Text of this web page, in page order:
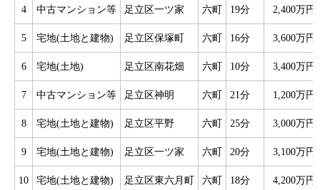
4 中古マンション等 足立区一ツ家 六町 19分 2,400万円
5 宅地(土地と建物) 足立区保塚町 六町 16分 3,600万円
6 宅地(土地) 足立区南花畑 六町 10分 3,400万円
7 中古マンション等 足立区神明 六町 21分 1,200万円
8 宅地(土地と建物) 足立区平野 六町 25分 3,000万円
9 宅地(土地と建物) 足立区一ツ家 六町 20分 3,100万円
10 宅地(土地と建物) 足立区東六月町 六町 18分 4,200万円